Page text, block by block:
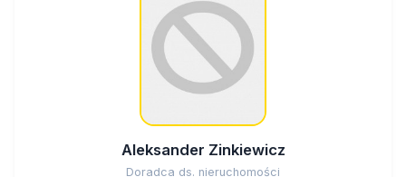
Aleksander Zinkiewicz
Doradca ds. nieruchomości